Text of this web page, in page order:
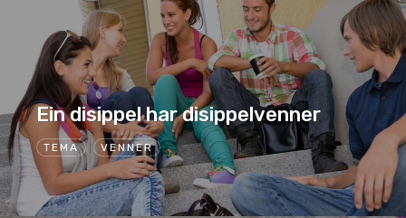
TEMA VENNER
Ein disippel har disippelvenner